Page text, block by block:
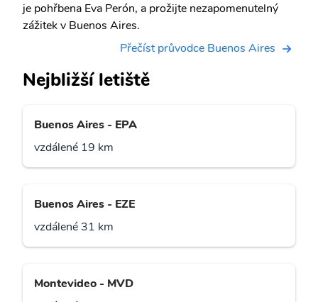
je pohřbena Eva Perón, a prožijte nezapomenutelný
zážitek v Buenos Aires.
Přečíst průvodce Buenos Aires
Nejbližší letiště
Buenos Aires - EPA
vzdálené 19 km
Buenos Aires - EZE
vzdálené 31 km
Montevideo - MVD